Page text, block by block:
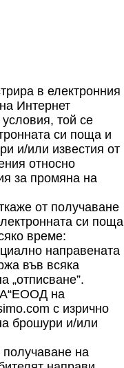
в електронния
Интернет
той се
си поща и
и/или известия от
относно
за промяна на
от получаване
си поща
време:
направената
във всяка
„отписване”.
на
с изрично
брошури и/или
получаване на